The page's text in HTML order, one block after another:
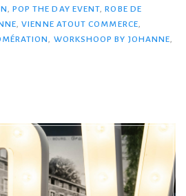
, POP THE DAY EVENT,ROBE DE
,VIENNE ATOUT COMMERCE,
, WORKSHOOP BY JOHANNE,